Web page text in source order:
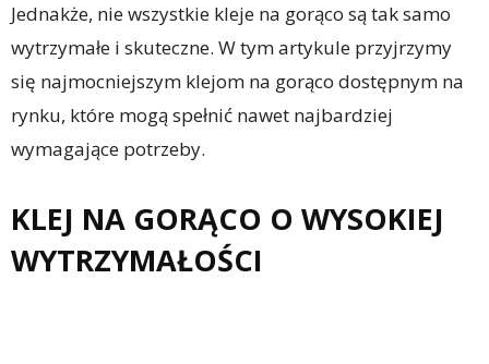
Jednakże, nie wszystkie kleje na gorąco są tak samo
wytrzymałe i skuteczne. W tym artykule przyjrzymy
się najmocniejszym klejom na gorąco dostępnym na
rynku, które mogą spełnić nawet najbardziej
wymagające potrzeby.
KLEJ NA GORĄCO O WYSOKIEJ
WYTRZYMAŁOŚCI